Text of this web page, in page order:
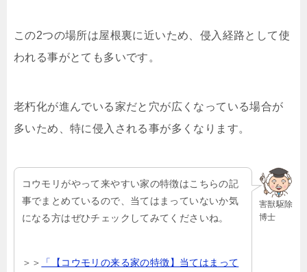
この2つの場所は屋根裏に近いため、侵入経路として使
われる事がとても多いです。
老朽化が進んでいる家だと穴が広くなっている場合が
多いため、特に侵入される事が多くなります。
害獣駆除
博士
コウモリがやって来やすい家の特徴はこちらの記
事でまとめているので、当てはまっていないか気
になる方はぜひチェックしてみてくださいね。
＞＞
「【コウモリの来る家の特徴】当てはまって